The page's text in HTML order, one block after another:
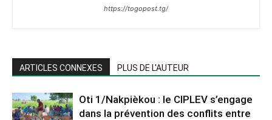
https://togopost.tg/
ARTICLES CONNEXES PLUS DE L'AUTEUR
Oti 1/Nakpièkou : le CIPLEV s’engage
dans la prévention des conflits entre